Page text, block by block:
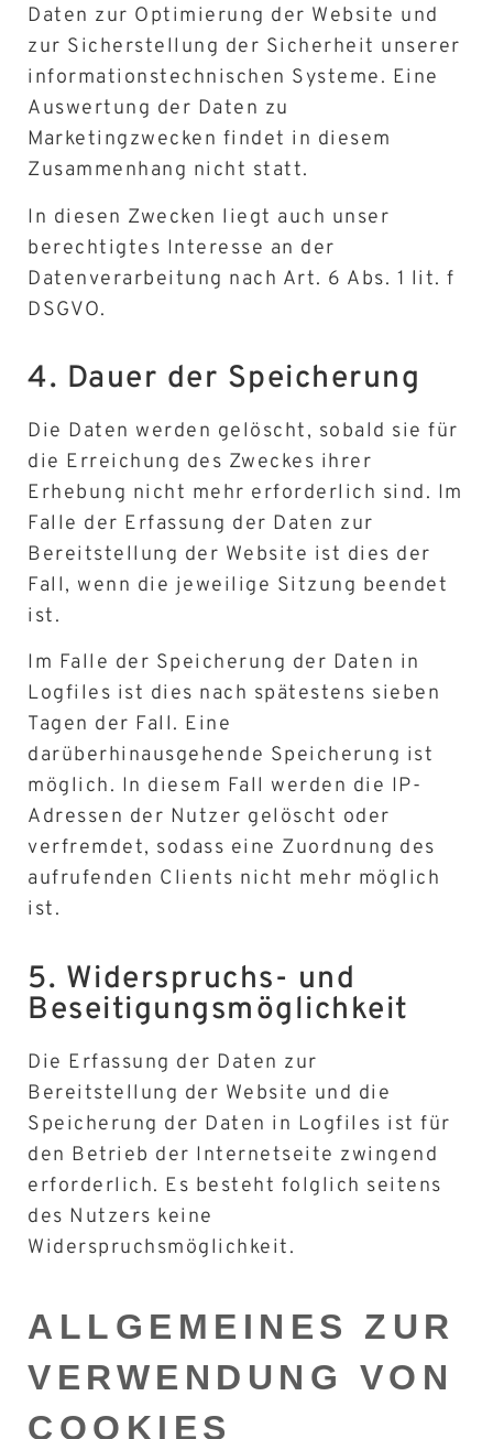
Daten zur Optimierung der Website und
zur Sicherstellung der Sicherheit unserer
informationstechnischen Systeme. Eine
Auswertung der Daten zu
Marketingzwecken findet in diesem
Zusammenhang nicht statt.
In diesen Zwecken liegt auch unser
berechtigtes Interesse an der
Datenverarbeitung nach Art. 6 Abs. 1 lit. f
DSGVO.
4. Dauer der Speicherung
Die Daten werden gelöscht, sobald sie für
die Erreichung des Zweckes ihrer
Erhebung nicht mehr erforderlich sind. Im
Falle der Erfassung der Daten zur
Bereitstellung der Website ist dies der
Fall, wenn die jeweilige Sitzung beendet
ist.
Im Falle der Speicherung der Daten in
Logfiles ist dies nach spätestens sieben
Tagen der Fall. Eine
darüberhinausgehende Speicherung ist
möglich. In diesem Fall werden die IP-
Adressen der Nutzer gelöscht oder
verfremdet, sodass eine Zuordnung des
aufrufenden Clients nicht mehr möglich
ist.
5. Widerspruchs- und
Beseitigungs­möglichkeit
Die Erfassung der Daten zur
Bereitstellung der Website und die
Speicherung der Daten in Logfiles ist für
den Betrieb der Internetseite zwingend
erforderlich. Es besteht folglich seitens
des Nutzers keine
Widerspruchsmöglichkeit.
ALLGEMEINES ZUR
VERWENDUNG VON
COOKIES